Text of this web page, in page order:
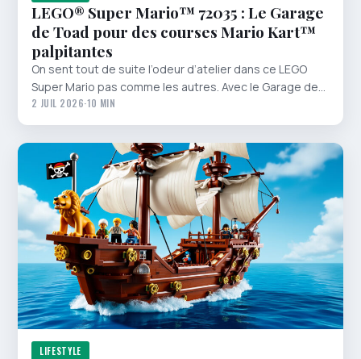
LEGO® Super Mario™ 72035 : Le Garage
de Toad pour des courses Mario Kart™
palpitantes
On sent tout de suite l’odeur d’atelier dans ce LEGO
Super Mario pas comme les autres. Avec le Garage de…
2 JUIL 2026·10 MIN
LIFESTYLE